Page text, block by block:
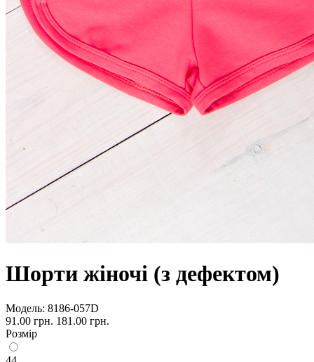
Шорти жіночі (з дефектом)
Модель: 8186-057D
91.00 грн. 181.00 грн.
Розмір